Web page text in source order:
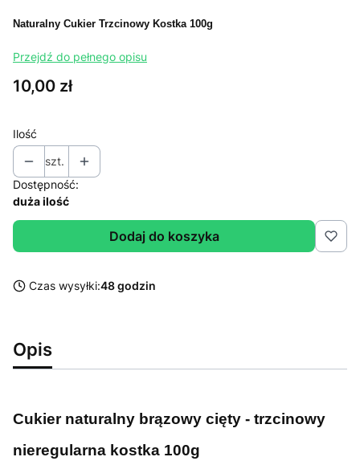
Naturalny Cukier Trzcinowy Kostka 100g
Przejdź do pełnego opisu
Cena
10,00 zł
Ilość
szt.
Dostępność:
duża ilość
Dodaj do koszyka
Czas wysyłki:48 godzin
Opis
Cukier naturalny brązowy cięty - trzcinowy
nieregularna kostka 100g